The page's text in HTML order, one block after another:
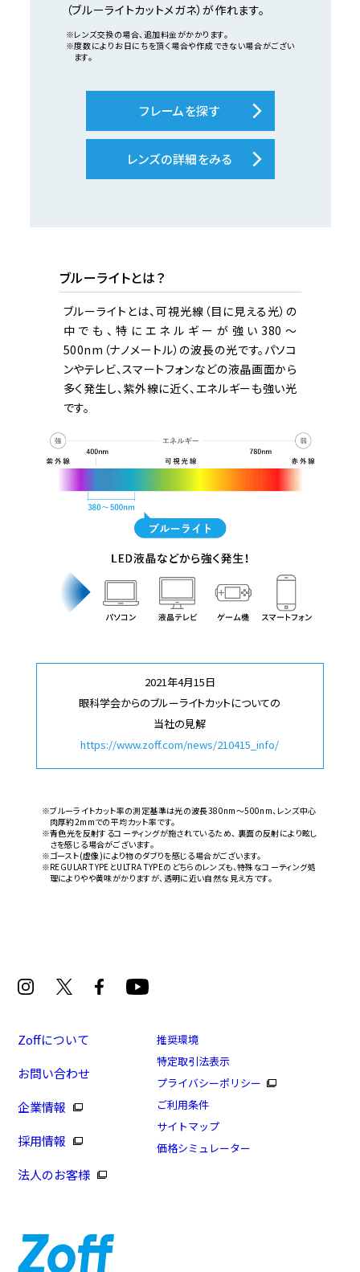
（ブルーライトカットメガネ）が作れます。
※レンズ交換の場合、追加料金がかかります。
※度数によりお日にちを頂く場合や作成できない場合がござい
ます。
フレームを探す
レンズの詳細をみる
ブルーライトとは？
ブルーライトとは、可視光線（目に見える光）の
中でも、特にエネルギーが強い380～
500nm（ナノメートル）の波長の光です。パソコ
ンやテレビ、スマートフォンなどの液晶画面から
多く発生し、紫外線に近く、エネルギーも強い光
です。
2021年4月15日
眼科学会からのブルーライトカットについての
当社の見解
https://www.zoff.com/news/210415_info/
※ブルーライトカット率の測定基準は光の波長380nm～500nm、レンズ中心
肉厚約2mmでの平均カット率です。
※青色光を反射するコーティングが施されているため、 裏面の反射により眩し
さを感じる場合がございます。
※ゴースト(虚像)により物のダブりを感じる場合がございます。
※REGULAR TYPEとULTRA TYPEのどちらのレンズも、特殊なコーティング処
理によりやや黄味がかりますが、透明に近い自然な見え方です。
Zoffについて
お問い合わせ
企業情報
採用情報
法人のお客様
推奨環境
特定取引法表示
プライバシーポリシー
ご利用条件
サイトマップ
価格シミュレーター